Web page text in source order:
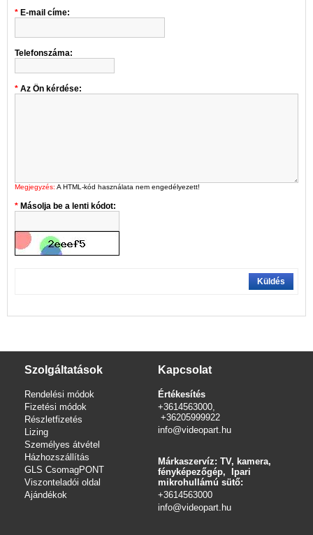
E-mail címe:
Telefonszáma:
Az Ön kérdése:
Megjegyzés: A HTML-kód használata nem engedélyezett!
Másolja be a lenti kódot:
Küldés
Szolgáltatások
Rendelési módok
Fizetési módok
Részletfizetés
Lizing
Személyes átvétel
Házhozszállítás
GLS CsomagPONT
Viszonteladói oldal
Ajándékok
Kapcsolat
Értékesítés
+3614563000,
+36205999922
info@videopart.hu
Márkaszervíz: TV, kamera,
fényképezőgép, Ipari
mikrohullámú sütő:
+3614563000
info@videopart.hu